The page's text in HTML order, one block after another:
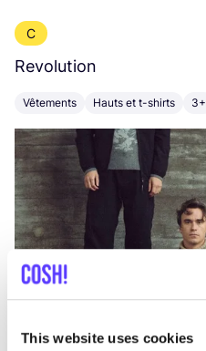
This website uses cookies
C
Revolution
Vêtements Hauts et t-shirts 3+